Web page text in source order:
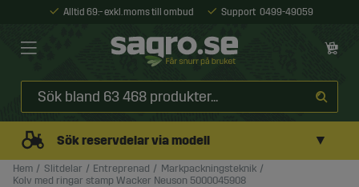
Alltid 69:- exkl. moms till ombud Support 0499-49059
Sök reservdelar via modell ▼
Hem Slitdelar Entreprenad
Markpackningsteknik
Kolv med ringar stamp Wacker Neuson 5000045908